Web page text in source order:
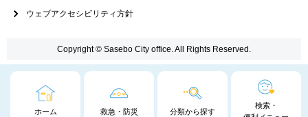
ホーム 救急・防災 分類から探す
検索・
ウェブアクセシビリティ方針
Copyright © Sasebo City office. All Rights Reserved.